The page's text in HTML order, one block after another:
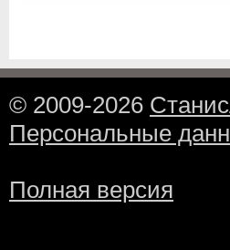
© 2009-2026
Персональные
Полная версия